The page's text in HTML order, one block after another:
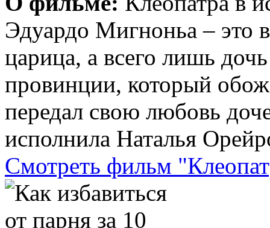
Эдуардо Мигноньа – это
царица, а всего лишь
провинции, который
передал свою любовь
исполнила Наталья
Смотреть фильм